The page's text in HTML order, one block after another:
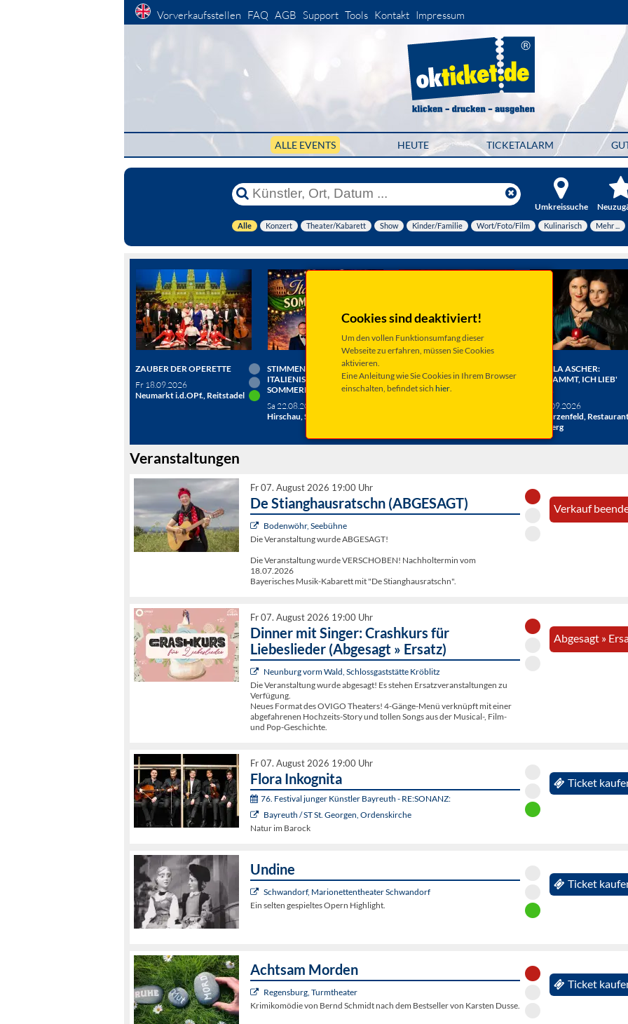
Vorverkaufsstellen FAQ AGB Support Tools Kontakt Impressum
ALLE EVENTS HEUTE TICKETALARM
Umkreissuche
Alle Konzert Theater/Kabarett Show Kinder/Familie Wort/Foto/Film Kulinarisch Mehr ...
Cookies sind deaktiviert!
Um den vollen Funktionsumfang dieser
Webseite zu erfahren, müssen Sie Cookies
aktivieren.
Eine Anleitung wie Sie Cookies in Ihrem Browser
einschalten, befindet sich hier.
ZAUBER DER OPERETTE
Fr 18.09.2026
Neumarkt i.d.OPf., Reitstadel
STIMMEN DER BERGE:
ITALIENISCHE
SOMMERNACHT
Sa 22.08.2026
Hirschau, Schlosshof
DAS JUBILÄUMSKONZERT
verschiedene Termine
ANGELA ASCHER:
VERDAMMT, ICH LIEB'
Sa 19.09.2026
Schwarzenfeld,
Miesberg
Veranstaltungen
Fr 07. August 2026 19:00 Uhr
De Stianghausratschn (ABGESAGT)
Bodenwöhr, Seebühne
Die Veranstaltung wurde ABGESAGT!
Die Veranstaltung wurde VERSCHOBEN! Nachholtermin vom
18.07.2026
Bayerisches Musik-Kabarett mit "De Stianghausratschn".
Verkauf
Fr 07. August 2026 19:00 Uhr
Dinner mit Singer: Crashkurs für
Liebeslieder (Abgesagt » Ersatz)
Neunburg vorm Wald, Schlossgaststätte Kröblitz
Die Veranstaltung wurde abgesagt! Es stehen Ersatzveranstaltungen zu
Verfügung.
Neues Format des OVIGO Theaters! 4-Gänge-Menü verknüpft mit einer
abgefahrenen Hochzeits-Story und tollen Songs aus der Musical-, Film-
und Pop-Geschichte.
Abgesagt »
Fr 07. August 2026 19:00 Uhr
Flora Inkognita
76. Festival junger Künstler Bayreuth - RE:SONANZ:
Bayreuth / ST St. Georgen, Ordenskirche
Natur im Barock
Ticket
Undine
Schwandorf, Marionettentheater Schwandorf
Ein selten gespieltes Opern Highlight.
Ticket
Achtsam Morden
Regensburg, Turmtheater
Krimikomödie von Bernd Schmidt nach dem Bestseller von Karsten Dusse.
Ticket